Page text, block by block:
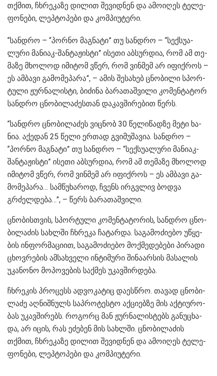
თქმით, ჩხრე­კა­ზე დი­ლით შე­ვიდ­ნენ და ამო­ი­ღეს ტე­ლე­
ფო­ნე­ბი, ლეპ­ტო­პე­ბი და კომ­პი­უ­ტე­რი.
“სან­დრო – “პორ­ნო მაგ­ნა­ტი” თუ სან­დრო – “სექ­სუ­ა­
ლუ­რი მა­ნი­აკ-შან­ტა­ჟის­ტი” ისე­თი აბ­სურ­დია, რომ ამ თე­
მა­ზე მხო­ლოდ იმი­ტომ ვწერ, რომ ვინ­მემ არ იფიქ­როს –
ეს ამ­ბა­ვი გა­მო­მე­პა­რა”, – ამის შე­სა­ხებ ცნო­ბი­ლი სპორ­
ტუ­ლი ჟურ­ნა­ლის­ტი, ბი­ძი­ნა ბა­რა­თაშ­ვი­ლი კო­მენ­ტა­ტორ
სან­დრო ცნო­ბი­ლა­ძეს­თან და­კავ­ში­რე­ბით წერს.
“სან­დრო ცნო­ბი­ლა­ძეს ვიც­ნობ 30 წე­ლი­წად­ზე მეტი ხა­
ნია. აქე­დან 25 წელი ერ­თად გვი­მუ­შა­ვია. სან­დრო –
“პორ­ნო მაგ­ნა­ტი” თუ სან­დრო – “სექ­სუ­ა­ლუ­რი მა­ნი­აკ-
შან­ტა­ჟის­ტი” ისე­თი აბ­სურ­დია, რომ ამ თე­მა­ზე მხო­ლოდ
იმი­ტომ ვწერ, რომ ვინ­მემ არ იფიქ­როს – ეს ამ­ბა­ვი გა­
მო­მე­პა­რა… სამ­წუ­ხა­როდ, ჩვენს ირ­გვლივ ბოდ­ვა
გრძელ­დე­ბა…”, – წერს ბა­რა­თაშ­ვი­ლი.
ცნო­ბის­თვის, სპორ­ტუ­ლი კო­მენ­ტა­ტო­რის, სან­დრო ცნო­
ბი­ლა­ძის სახ­ლში ჩხრე­კა ჩა­ტარ­და. სა­გა­მო­ძი­ე­ბო უწყე­
ბის ინ­ფორ­მა­ცი­ით, სა­გა­მო­ძი­ე­ბო მოქ­მე­დე­ბე­ბი პი­რა­დი
ცხოვ­რე­ბის ამ­სახ­ვე­ლი ინ­ტი­მუ­რი ში­ნა­არ­სის მა­სა­ლის
უკა­ნო­ნო მო­პო­ვე­ბის საქ­მეს უკავ­შირ­დე­ბა.
ჩხრე­კის პრო­ცესს ად­ვო­კა­ტიც და­ეს­წრო. თა­ვად ცნო­ბი­
ლა­ძე აღ­ნიშ­ნულს საპ­რო­ტეს­ტო აქ­ცი­ებ­ზე მის აქ­ტი­უ­რო­
ბას უკავ­ში­რებს. რო­გორც მან ჟურ­ნა­ლის­ტებს გა­ნუ­ცხა­
და, არ იცის, რას ეძე­ბენ მის სახ­ლში. ცნო­ბი­ლა­ძის
თქმით, ჩხრე­კა­ზე დი­ლით შე­ვიდ­ნენ და ამო­ი­ღეს ტე­ლე­
ფო­ნე­ბი, ლეპ­ტო­პე­ბი და კომ­პი­უ­ტე­რი.